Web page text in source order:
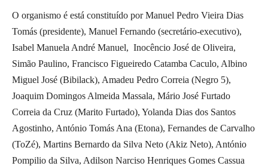
O organismo é está constituído por Manuel Pedro Vieira Dias
Tomás (presidente), Manuel Fernando (secretário-executivo),
Isabel Manuela André Manuel, Inocêncio José de Oliveira,
Simão Paulino, Francisco Figueiredo Catamba Caculo, Albino
Miguel José (Bibilack), Amadeu Pedro Correia (Negro 5),
Joaquim Domingos Almeida Massala, Mário José Furtado
Correia da Cruz (Marito Furtado), Yolanda Dias dos Santos
Agostinho, António Tomás Ana (Etona), Fernandes de Carvalho
(ToZé), Martins Bernardo da Silva Neto (Akiz Neto), António
Pompilio da Silva, Adilson Narciso Henriques Gomes Cassua